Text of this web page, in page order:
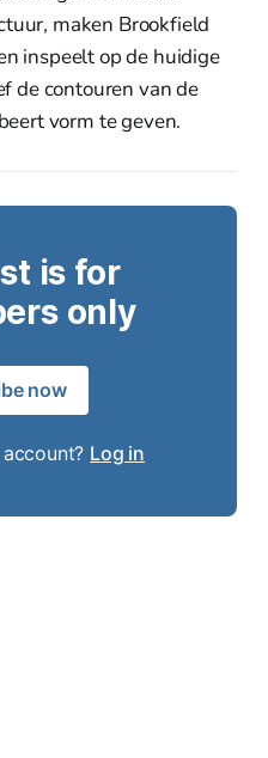
maken Brookfield
inspeelt op de huidige
de contouren van de
vorm te geven.
is for
only
now
Log in